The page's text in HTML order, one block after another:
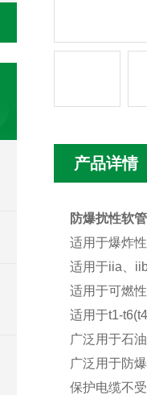
产品详情
防爆扰性软
适用于爆炸
适用于iia、
适用于可燃
适用于t1-
广泛用于石
广泛用于防
保护电缆不